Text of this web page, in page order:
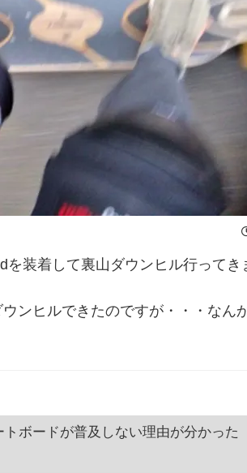
装着して裏山ダウンヒル行ってき
ンヒルできたのですが・・・なん
ボードが普及しない理由が分かった